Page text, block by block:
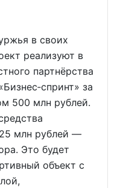
в своих
реализуют в
партнёрства
за
500 млн рублей.
млн рублей —
Это будет
объект с